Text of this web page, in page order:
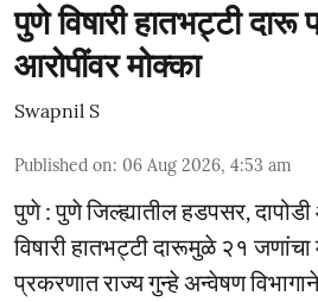
पुणे विषारी हातभट्टी दारू
आरोपींवर मोक्का
Swapnil S
Published on: 06 Aug 2026, 4:53 am
पुणे : पुणे जिल्ह्यातील हडपसर,
विषारी हातभट्टी दारूमुळे २१ जणांचा
प्रकरणात राज्य गुन्हे अन्वेषण